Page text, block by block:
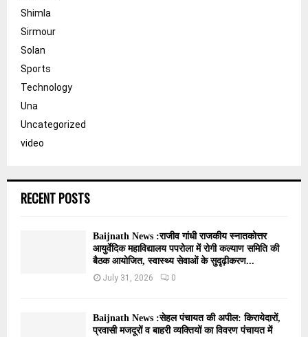
Shimla
Sirmour
Solan
Sports
Technology
Una
Uncategorized
video
RECENT POSTS
Baijnath News :राजीव गांधी राजकीय स्नातकोत्तर
आयुर्वेदिक महाविद्यालय पपरोला में रोगी कल्याण समिति की
बैठक आयोजित, स्वास्थ्य सेवाओं के सुदृढ़ीकरण...
July 31, 2026 0
Baijnath News :सेहल पंचायत की अपील: किरायेदारों,
प्रवासी मजदूरों व बाहरी व्यक्तियों का विवरण पंचायत में